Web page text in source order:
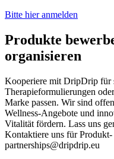
Bitte hier anmelden
Produkte
organisieren
Kooperiere mit DripDrip für
Therapieformulierungen
Marke passen. Wir sind
Wellness-Angebote und
Vitalität fördern. Lass uns
Kontaktiere uns für
partnerships@dripdrip.eu